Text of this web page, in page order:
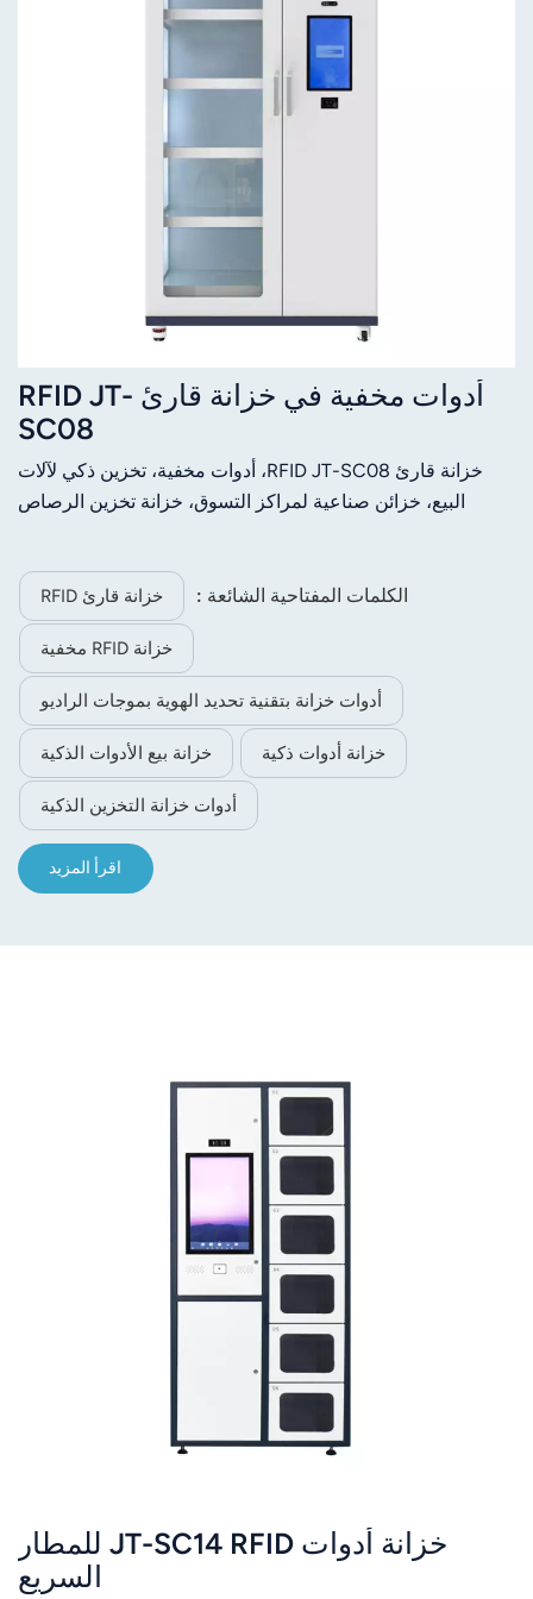
أدوات مخفية في خزانة قارئ RFID JT-
SC08
خزانة قارئ RFID JT-SC08، أدوات مخفية، تخزين ذكي لآلات
البيع، خزائن صناعية لمراكز التسوق، خزانة تخزين الرصاص
الكلمات المفتاحية الشائعة : خزانة قارئ RFID
خزانة RFID مخفية
أدوات خزانة بتقنية تحديد الهوية بموجات الراديو
خزانة أدوات ذكية خزانة بيع الأدوات الذكية
أدوات خزانة التخزين الذكية
اقرأ المزيد
خزانة أدوات JT-SC14 RFID للمطار
السريع